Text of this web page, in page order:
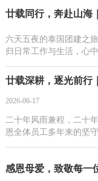
廿载同行，奔赴山海
六天五夜的泰国团建之
归日常工作与生活，心
2026-06-17
二十年风雨兼程，二十
恩全体员工多年来的坚
感恩母爱，致敬每一